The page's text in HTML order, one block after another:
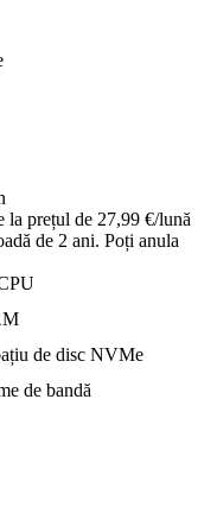
la prețul de 27,99 €/lună
de 2 ani. Poți anula
de disc NVMe
de bandă